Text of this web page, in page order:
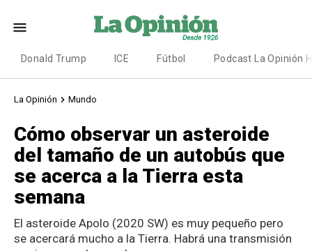
Donald Trump ICE Fútbol Podcast La Opinión
La Opinión Mundo
Cómo observar un asteroide
del tamaño de un autobús que
se acerca a la Tierra esta
semana
El asteroide Apolo (2020 SW) es muy pequeño pero
se acercará mucho a la Tierra. Habrá una transmisión